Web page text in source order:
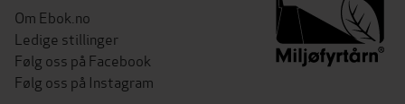
Om Ebok.no
Ledige stillinger
Følg oss på Facebook
Følg oss på Instagram